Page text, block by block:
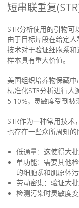
短串联重复
STR分析使用的引物可
由于目标片段在给定
技术对于验证细胞系
样本具有重大价值。
美国组织培养物保藏
标准化STR分析进行人
5-10%，灵敏度受到被
STR作为一种常用技术
也存在一些众所周知的
低通量：这使得大
单功能：需要其他
的细胞系和肌原体
劳动密集：验证大
检测污染时灵敏度